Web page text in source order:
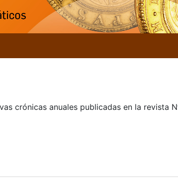
crónicas anuales publicadas en la revista